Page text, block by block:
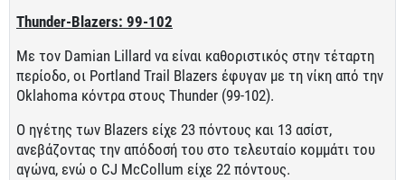
Thunder-Blazers: 99-102
Με τον Damian Lillard να είναι καθοριστικός στην τέταρτη
περίοδο, οι Portland Trail Blazers έφυγαν με τη νίκη από την
Oklahoma κόντρα στους Thunder (99-102).
Ο ηγέτης των Blazers είχε 23 πόντους και 13 ασίστ,
ανεβάζοντας την απόδοσή του στο τελευταίο κομμάτι του
αγώνα, ενώ ο CJ McCollum είχε 22 πόντους.